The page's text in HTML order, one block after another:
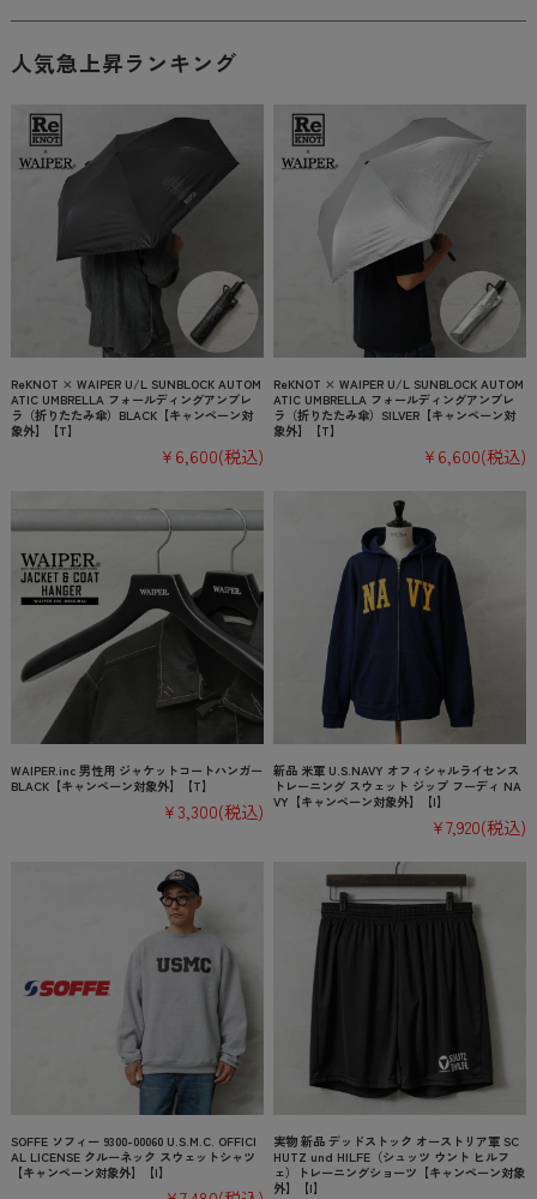
人気急上昇ランキング
ReKNOT × WAIPER U/L SUNBLOCK AUTOM
ATIC UMBRELLA フォールディングアンブレ
ラ（折りたたみ傘）BLACK【キャンペーン対
象外】【T】
¥6,600(税込)
ReKNOT × WAIPER U/L SUNBLOCK AUTOM
ATIC UMBRELLA フォールディングアンブレ
ラ（折りたたみ傘）SILVER【キャンペーン対
象外】【T】
¥6,600(税込)
WAIPER.inc 男性用 ジャケットコートハンガー
BLACK【キャンペーン対象外】【T】
¥3,300(税込)
新品 米軍 U.S.NAVY オフィシャルライセンス
トレーニング スウェット ジップ フーディ NA
VY【キャンペーン対象外】【I】
¥7,920(税込)
SOFFE ソフィー 9300-00060 U.S.M.C. OFFICI
AL LICENSE クルーネック スウェットシャツ
【キャンペーン対象外】【I】
実物 新品 デッドストック オーストリア軍 SC
HUTZ und HILFE（シュッツ ウント ヒルフ
ェ）トレーニングショーツ【キャンペーン対象
外】【I】